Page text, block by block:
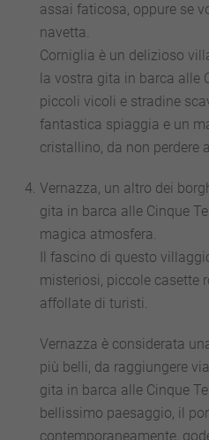
assai faticosa, oppure se
navetta.
Corniglia è un delizioso
la vostra gita in barca alle
piccoli vicoli e stradine
fantastica spiaggia e un
cristallino, da non perdere
Vernazza, un altro dei
gita in barca alle Cinque
magica atmosfera.
Il fascino di questo
misteriosi, piccole casette
affollate di turisti.
Vernazza è considerata
più belli, da raggiungere
gita in barca alle Cinque
bellissimo paesaggio, il
contemporaneamente,